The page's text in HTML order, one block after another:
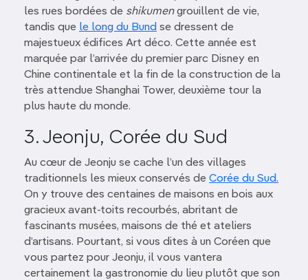
les rues bordées de shikumengrouillent de vie,
tandis que le long du Bund se dressent de
majestueux édifices Art déco. Cette année est
marquée par l’arrivée du premier parc Disney en
Chine continentale et la fin de la construction de la
très attendue Shanghai Tower, deuxième tour la
plus haute du monde.
3. Jeonju, Corée du Sud
Au cœur de Jeonju se cache l’un des villages
traditionnels les mieux conservés de Corée du Sud.
On y trouve des centaines de maisons en bois aux
gracieux avant-toits recourbés, abritant de
fascinants musées, maisons de thé et ateliers
d’artisans. Pourtant, si vous dites à un Coréen que
vous partez pour Jeonju, il vous vantera
certainement la gastronomie du lieu plutôt que son